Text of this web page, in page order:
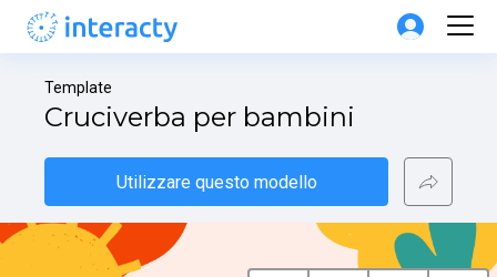
Template
Cruciverba per bambini
Utilizzare questo modello